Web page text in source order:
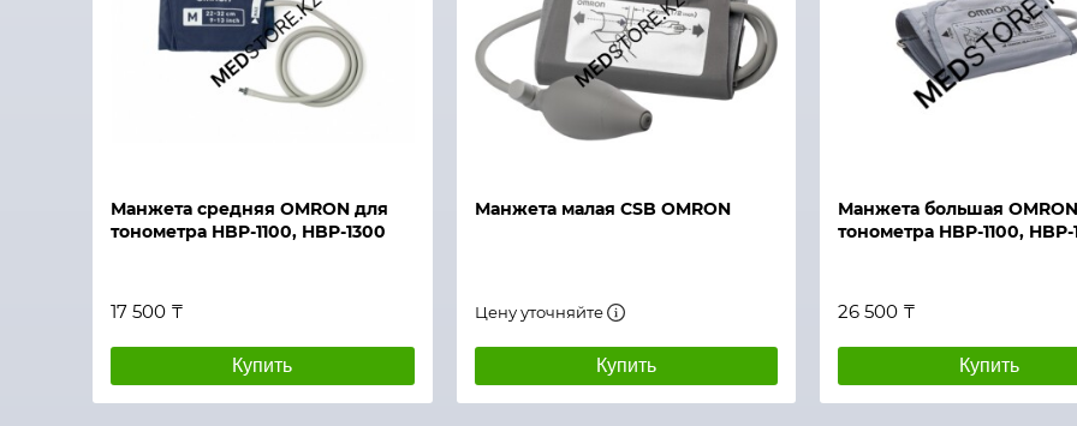
Манжета средняя OMRON для
тонометра HBP-1100, HBP-1300
17 500 ₸
Купить
Манжета малая CSB OMRON
Цену уточняйте
Купить
Манжета большая
тонометра HBP-1100, HBP-
26 500 ₸
Купить